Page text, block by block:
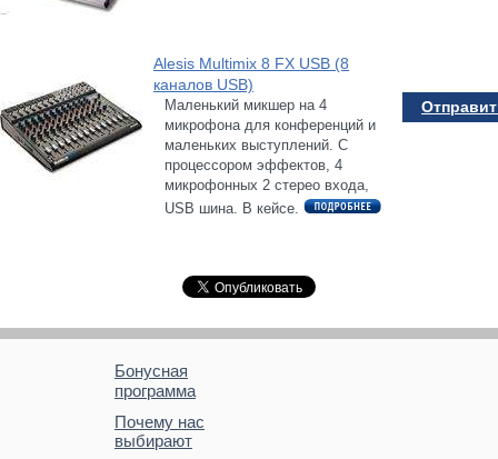
Alesis Multimix 8 FX USB (8
каналов USB)
Маленький микшер на 4
микрофона для конференций и
маленьких выступлений. C
процессором эффектов, 4
микрофонных 2 стерео входа,
USB шина. В кейсе.
Бонусная
программа
Почему нас
выбирают